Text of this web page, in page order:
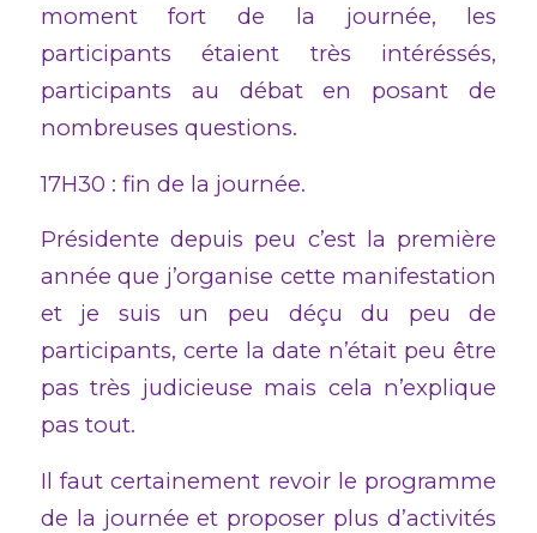
moment fort de la journée, les
participants étaient très intéréssés,
participants au débat en posant de
nombreuses questions.
17H30 : fin de la journée.
Présidente depuis peu c’est la première
année que j’organise cette manifestation
et je suis un peu déçu du peu de
participants, certe la date n’était peu être
pas très judicieuse mais cela n’explique
pas tout.
Il faut certainement revoir le programme
de la journée et proposer plus d’activités